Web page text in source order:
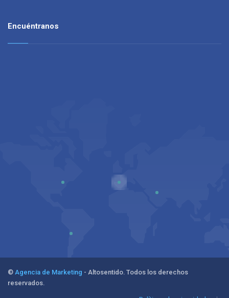
Encuéntranos
© Agencia de Marketing - Altosentido. Todos los derechos
reservados.